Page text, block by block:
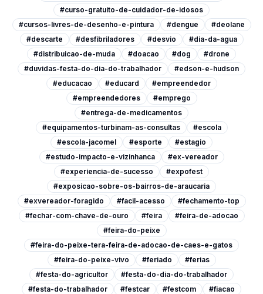
#curso-gratuito-de-cuidador-de-idosos
#cursos-livres-de-desenho-e-pintura
#dengue
#deolane
#descarte
#desfibriladores #desvio
#dia-da-agua
#distribuicao-de-muda
#doacao #dog
#drone
#duvidas-festa-do-dia-do-trabalhador
#edson-e-hudson
#educacao
#educard
#empreendedor
#empreendedores
#emprego
#entrega-de-medicamentos
#equipamentos-turbinam-as-consultas
#escola
#escola-jacomel
#esporte
#estagio
#estudo-impacto-e-vizinhanca
#ex-vereador
#experiencia-de-sucesso
#expofest
#exposicao-sobre-os-bairros-de-araucaria
#exvereador-foragido
#facil-acesso
#fechamento-top
#fechar-com-chave-de-ouro
#feira
#feira-de-adocao
#feira-do-peixe
#feira-do-peixe-tera-feira-de-adocao-de-caes-e-gatos
#feira-do-peixe-vivo
#feriado
#ferias
#festa-do-agricultor
#festa-do-dia-do-trabalhador
#festa-do-trabalhador
#festcar #festcom
#fiacao